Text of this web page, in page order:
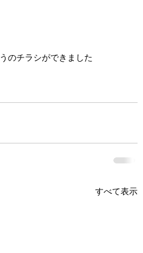
のチラシができました
すべて表示